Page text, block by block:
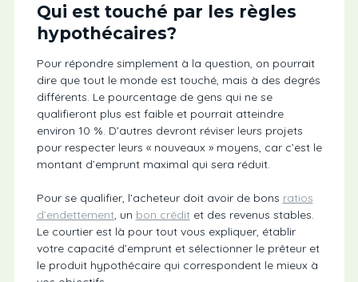
Qui est touché par les règles
hypothécaires?
Pour répondre simplement à la question, on pourrait
dire que tout le monde est touché, mais à des degrés
différents. Le pourcentage de gens qui ne se
qualifieront plus est faible et pourrait atteindre
environ 10 %. D’autres devront réviser leurs projets
pour respecter leurs « nouveaux » moyens, car c’est le
montant d’emprunt maximal qui sera réduit.
Pour se qualifier, l’acheteur doit avoir de bons ratios
d’endettement , un bon crédit et des revenus stables.
Le courtier est là pour tout vous expliquer, établir
votre capacité d’emprunt et sélectionner le prêteur et
le produit hypothécaire qui correspondent le mieux à